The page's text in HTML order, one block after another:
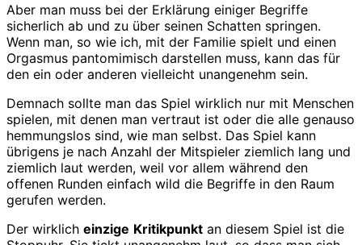
Aber man muss bei der Erklärung einiger Begriffe
sicherlich ab und zu über seinen Schatten springen.
Wenn man, so wie ich, mit der Familie spielt und einen
Orgasmus pantomimisch darstellen muss, kann das für
den ein oder anderen vielleicht unangenehm sein.
Demnach sollte man das Spiel wirklich nur mit Menschen
spielen, mit denen man vertraut ist oder die alle genauso
hemmungslos sind, wie man selbst. Das Spiel kann
übrigens je nach Anzahl der Mitspieler ziemlich lang und
ziemlich laut werden, weil vor allem während den
offenen Runden einfach wild die Begriffe in den Raum
gerufen werden.
Der wirklich einzige Kritikpunkt an diesem Spiel ist die